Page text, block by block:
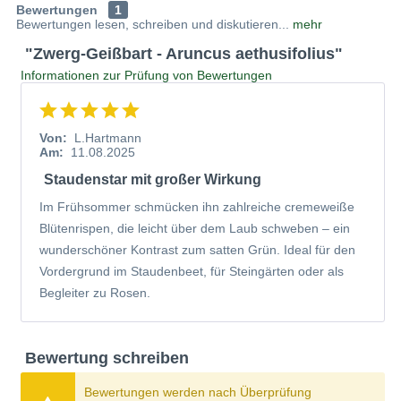
und bringt selbst in kleine Gärten eine besondere Note. Im
Folgenden erfahren Sie alles Wichtige zu Pflanzung,
Pflege und den schönsten Kombinationsmöglichkeiten.
Portrait des Zwerg-Geißbarts
Der Zwerg-Geißbart ist eine Wildart, die sich durch ihren
niedrigen, kissenartigen Wuchs von anderen Geißbart-
Arten abhebt. Er erreicht eine Höhe von etwa 40
Zentimetern und breitet sich bodendeckend aus, ohne
dabei invasiv zu wirken. Die Pflanze ist sommergrün und
zeigt ein dichtes, fächerartiges Blattwerk.
Erster Eindruck des Aruncus aethusifolius
Der Aruncus aethusifolius besticht durch sein ganzjährig
treiben die fein geschlitzten, frischgrünen Blätter aus und
bilden dichte Polster. Im Sommer erscheinen die weißen
Bewertungen
1
Bewertungen lesen, schreiben und diskutieren...
mehr
"Zwerg-Geißbart - Aruncus aethusifolius"
Informationen zur Prüfung von Bewertungen
Von:
L.Hartmann
Am:
11.08.2025
Staudenstar mit großer Wirkung
Im Frühsommer schmücken ihn zahlreiche cremeweiße
Blütenrispen, die leicht über dem Laub schweben – ein
wunderschöner Kontrast zum satten Grün. Ideal für den
Vordergrund im Staudenbeet, für Steingärten oder als
Begleiter zu Rosen.
Bewertung schreiben
Bewertungen werden nach Überprüfung